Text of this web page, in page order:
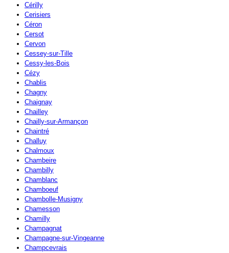
Cérilly
Cerisiers
Céron
Cersot
Cervon
Cessey-sur-Tille
Cessy-les-Bois
Cézy
Chablis
Chagny
Chaignay
Chailley
Chailly-sur-Armançon
Chaintré
Challuy
Chalmoux
Chambeire
Chambilly
Chamblanc
Chamboeuf
Chambolle-Musigny
Chamesson
Chamilly
Champagnat
Champagne-sur-Vingeanne
Champcevrais